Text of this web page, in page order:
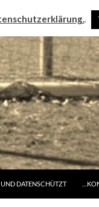
DATENSCHÜTZT
.